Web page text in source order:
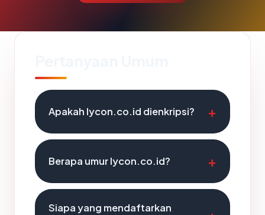
Apakah lycon.co.id dienkripsi?
Berapa umur lycon.co.id?
Siapa yang mendaftarkan